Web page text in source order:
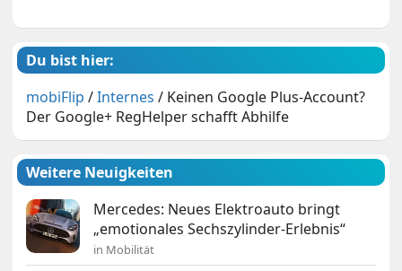
Du bist hier:
mobiFlip /Internes / Keinen Google Plus-Account?
Der Google+ RegHelper schafft Abhilfe
Weitere Neuigkeiten
Mercedes: Neues Elektroauto bringt
„emotionales Sechszylinder-Erlebnis“
in Mobilität